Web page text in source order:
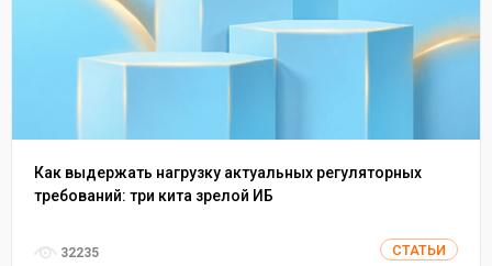
Как выдержать нагрузку актуальных регуляторных
требований: три кита зрелой ИБ
32235 СТАТЬИ